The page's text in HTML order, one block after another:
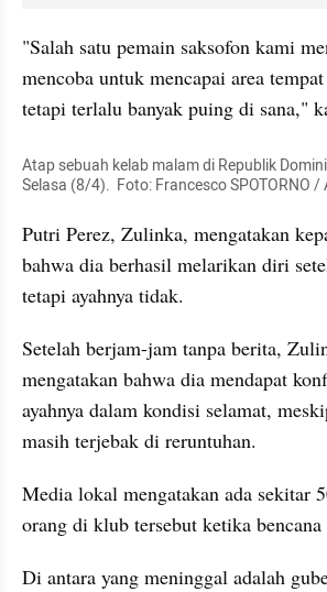
"Salah satu pemain saksofon kami
mencoba untuk mencapai area
tetapi terlalu banyak puing di sana,"
Atap sebuah kelab malam di Republik
Selasa (8/4).  Foto: Francesco SPOTORNO /
Putri Perez, Zulinka, mengatakan
bahwa dia berhasil melarikan diri
tetapi ayahnya tidak.
Setelah berjam-jam tanpa berita,
mengatakan bahwa dia mendapat
ayahnya dalam kondisi selamat,
masih terjebak di reruntuhan.
Media lokal mengatakan ada sekitar
orang di klub tersebut ketika
Di antara yang meninggal adalah